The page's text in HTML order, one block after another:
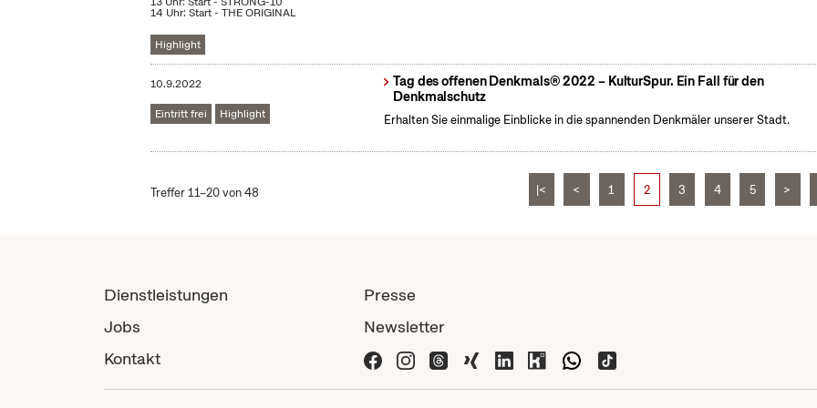
14 Uhr: Start - THE ORIGINAL
Highlight
10.9.2022
Eintritt frei Highlight
Tag des offenen Denkmals® 2022 – KulturSpur. Ein Fall für den
Denkmalschutz
Erhalten Sie einmalige Einblicke in die spannenden Denkmäler unserer Stadt.
Treffer 11–20 von 48 |< < 1 2 3 4 5 >
Dienstleistungen
Jobs
Kontakt
Presse
Newsletter